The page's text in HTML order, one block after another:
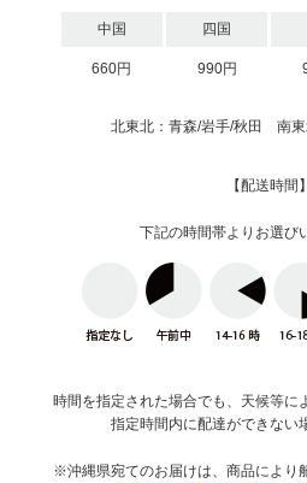
中国 四国
660円 990円
北東北：青森/岩手/秋田 南東
【配送時間】
下記の時間帯よりお選び
時間を指定された場合でも、天候等に
指定時間内に配達ができない
※沖縄県宛てのお届けは、商品により